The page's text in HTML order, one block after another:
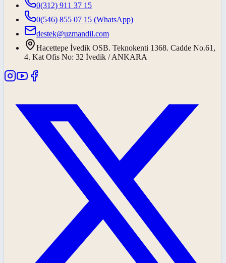
0(312) 911 37 15
0(546) 855 07 15 (WhatsApp)
destek@uzmandil.com
Hacettepe İvedik OSB. Teknokenti 1368. Cadde No.61,
4. Kat Ofis No: 32 İvedik / ANKARA